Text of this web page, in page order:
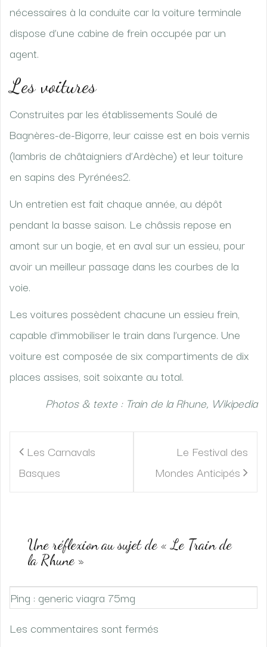
nécessaires à la conduite car la voiture terminale
dispose d’une cabine de frein occupée par un
agent.
Les voitures
Construites par les établissements Soulé de
Bagnères-de-Bigorre, leur caisse est en bois vernis
(lambris de châtaigniers d’Ardèche) et leur toiture
en sapins des Pyrénées2.
Un entretien est fait chaque année, au dépôt
pendant la basse saison. Le châssis repose en
amont sur un bogie, et en aval sur un essieu, pour
avoir un meilleur passage dans les courbes de la
voie.
Les voitures possèdent chacune un essieu frein,
capable d’immobiliser le train dans l’urgence. Une
voiture est composée de six compartiments de dix
places assises, soit soixante au total.
Photos & texte : Train de la Rhune, Wikipedia
de
l’article
Les Carnavals
Basques
Le Festival des
Mondes Anticipés
Une réflexion au sujet de «Le Train de
la Rhune»
Ping : generic viagra 75mg
Les commentaires sont fermés